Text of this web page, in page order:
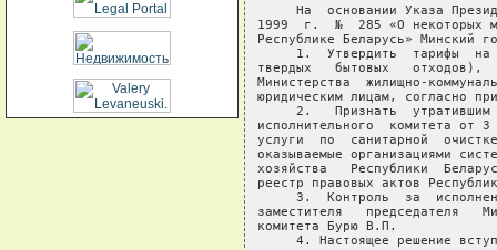
На  основании Указа
1999  г.  №  285 «О некоторых
Республике Беларусь» Минский
1.  Утвердить  тарифы
твердых   бытовых   отходов),
Министерства  жилищно-
юридическим лицам, согласно
2.   Признать
исполнительного  комитета
услуги  по  санитарной
оказываемые организациями
хозяйства   Республики
реестр правовых актов
3.  Контроль  за
заместителя   председателя
комитета Бурю В.П.
4. Настоящее решение